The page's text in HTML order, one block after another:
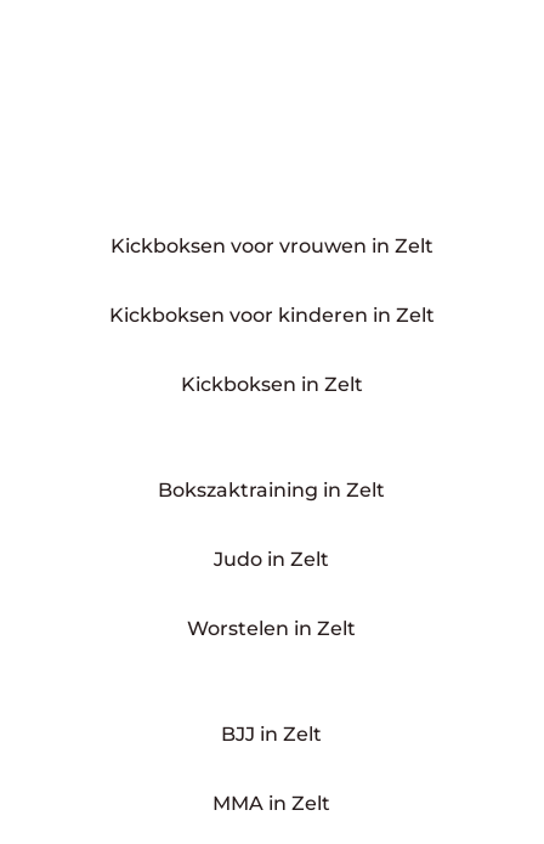
Kickboksen voor vrouwen in Zelt
Kickboksen voor kinderen in Zelt
Kickboksen in Zelt
Bokszaktraining in Zelt
Judo in Zelt
Worstelen in Zelt
BJJ in Zelt
MMA in Zelt